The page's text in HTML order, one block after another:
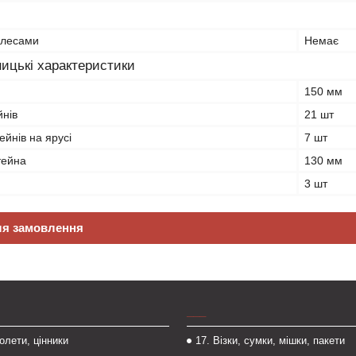
Немає
характеристики
150 мм
21 шт
на ярусі
7 шт
130 мм
3 шт
замовлення
цінники
17. Візки, сумки, мішки, пакети